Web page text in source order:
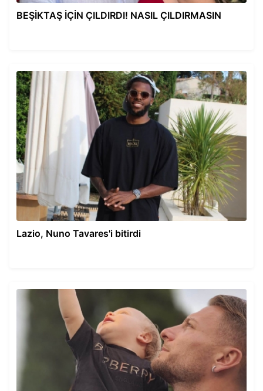
BEŞİKTAŞ İÇİN ÇILDIRDI! NASIL ÇILDIRMASIN
Lazio, Nuno Tavares'i bitirdi